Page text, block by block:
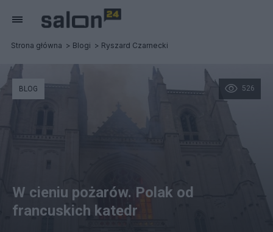
Strona główna Blogi Ryszard Czarnecki
526
BLOG
W cieniu pożarów. Polak od
francuskich katedr